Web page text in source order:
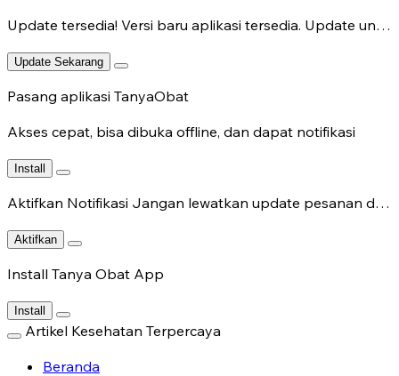
Update tersedia! Versi baru aplikasi tersedia. Update untuk fitur terbaru.
Update Sekarang
Pasang aplikasi TanyaObat
Akses cepat, bisa dibuka offline, dan dapat notifikasi
Install
Aktifkan Notifikasi Jangan lewatkan update pesanan dan chat dokter.
Aktifkan
Install Tanya Obat App
Install
Artikel Kesehatan Terpercaya
Beranda